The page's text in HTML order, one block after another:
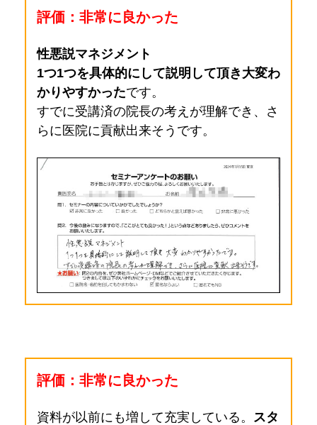
評価：非常に良かった
性悪説マネジメント
1つ1つを具体的にして説明して頂き大変わ
かりやすかったです。
すでに受講済の院長の考えが理解でき、さ
らに医院に貢献出来そうです。
評価：非常に良かった
資料が以前にも増して充実している。 スタ